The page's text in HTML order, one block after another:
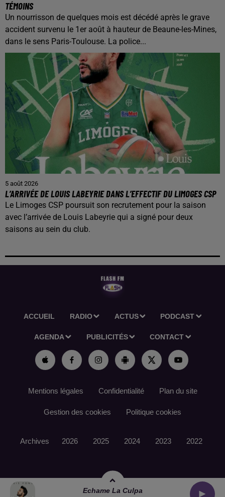
Echame La Culpa
TÉMOINS
Un nourrisson de quelques mois est décédé après le grave
accident survenu le 1er août à hauteur de Beaune-les-Mines,
dans le sens Paris-Toulouse. La police...
5 août 2026
L’ARRIVÉE DE LOUIS LABEYRIE DANS L’EFFECTIF DU LIMOGES CSP
Le Limoges CSP poursuit son recrutement pour la saison
avec l’arrivée de Louis Labeyrie qui a signé pour deux
saisons au sein du club.
ACCUEIL RADIO ACTUS PODCAST
AGENDA PUBLICITÉS CONTACT
Mentions légales Confidentialité Plan du site
Gestion des cookies Politique cookies
Archives 2026 2025 2024 2023 2022